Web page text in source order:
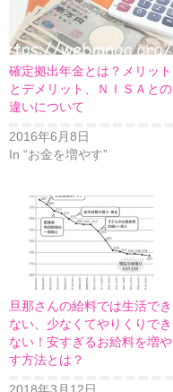
確定拠出年金とは？メリット
とデメリット、ＮＩＳＡとの
違いについて
2016年6月8日
In “お金を増やす”
旦那さんの給料では生活でき
ない、少なくてやりくりでき
ない！安すぎるお給料を増や
す方法とは？